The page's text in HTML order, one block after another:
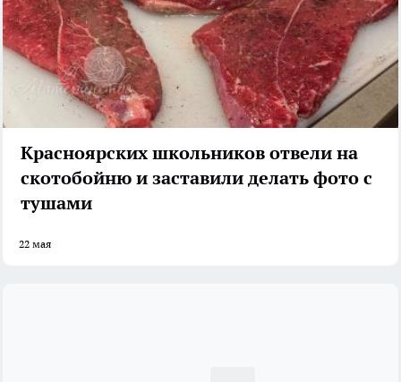
Красноярских школьников отвели на
скотобойню и заставили делать фото с
тушами
22 мая